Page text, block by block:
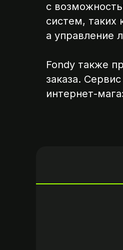
с
систем, таких
а управление
Fondy также
заказа.
интернет-